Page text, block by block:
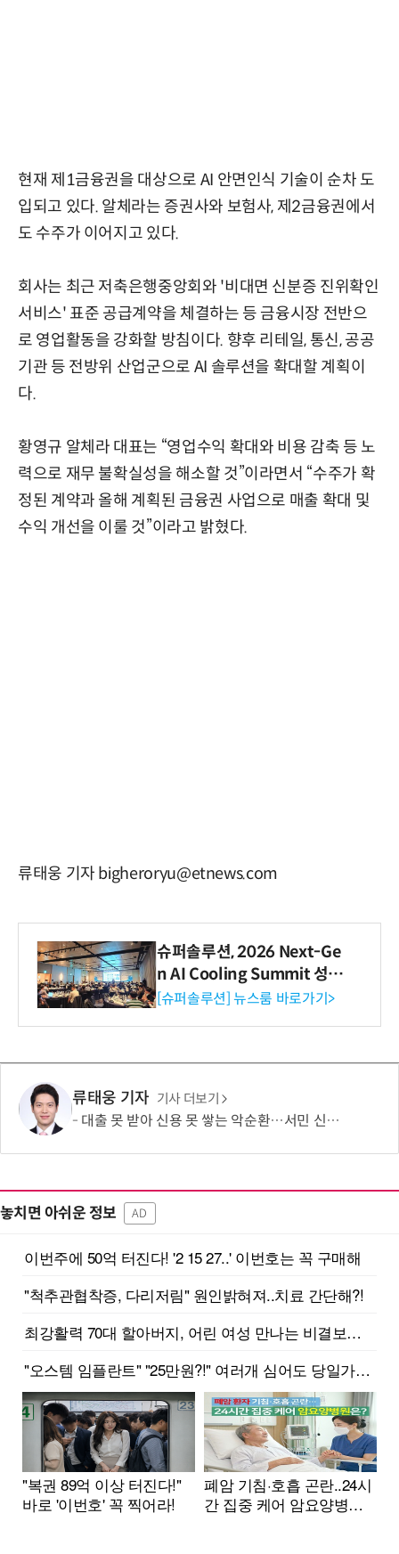
현재 제1금융권을 대상으로 AI 안면인식 기술이 순차 도
입되고 있다. 알체라는 증권사와 보험사, 제2금융권에서
도 수주가 이어지고 있다.
회사는 최근 저축은행중앙회와 '비대면 신분증 진위확인
서비스' 표준 공급계약을 체결하는 등 금융시장 전반으
로 영업활동을 강화할 방침이다. 향후 리테일, 통신, 공공
기관 등 전방위 산업군으로 AI 솔루션을 확대할 계획이
다.
황영규 알체라 대표는 “영업수익 확대와 비용 감축 등 노
력으로 재무 불확실성을 해소할 것”이라면서 “수주가 확
정된 계약과 올해 계획된 금융권 사업으로 매출 확대 및
수익 개선을 이룰 것”이라고 밝혔다.
류태웅 기자 bigheroryu@etnews.com
슈퍼솔루션, 2026 Next-Ge
n AI Cooling Summit 성황
리 성료
[슈퍼솔루션] 뉴스룸 바로가기>
류태웅 기자 기사 더보기
대출 못 받아 신용 못 쌓는 악순환…서민 신용평가 사각지대 메운다
놓치면 아쉬운 정보 AD